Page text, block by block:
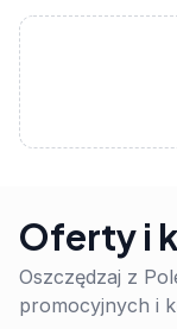
Oferty i
Oszczędzaj z
promocyjnych i